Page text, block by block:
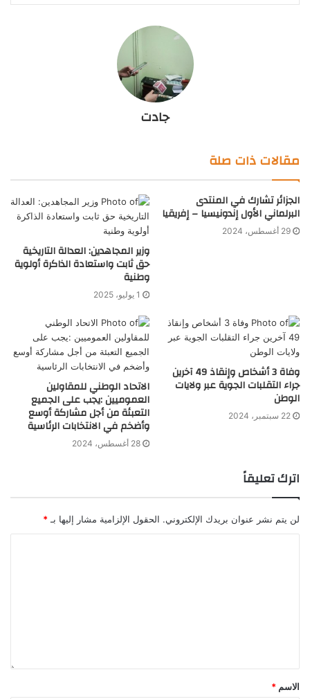
جادت
مقالات ذات صلة
الجزائر تشارك في المنتدى
البرلماني الأول إندونيسيا – إفريقيا
29 أغسطس، 2024
وزير المجاهدين: العدالة التاريخية
حق ثابت واستعادة الذاكرة أولوية
وطنية
1 يوليو، 2025
وفاة 3 أشخاص وإنقاذ 49 آخرين
جراء التقلبات الجوية عبر ولايات
الوطن
22 سبتمبر، 2024
الاتحاد الوطني للمقاولين
العموميين :يجب على الجميع
التعبئة من أجل مشاركة أوسع
وأضخم في الانتخابات الرئاسية
28 أغسطس، 2024
اترك تعليقاً
لن يتم نشر عنوان بريدك الإلكتروني. الحقول الإلزامية مشار إليها بـ *
الاسم *